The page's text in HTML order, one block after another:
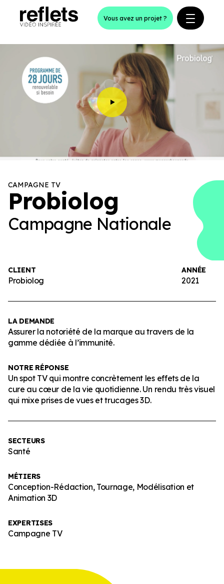
Vous avez un projet ?
CAMPAGNE TV
Probiolog
Campagne Nationale
CLIENT
Probiolog
ANNÉE
2021
LA DEMANDE
Assurer la notoriété de la marque au travers de la
gamme dédiée à l’immunité.
NOTRE RÉPONSE
Un spot TV qui montre concrètement les effets de la
cure au cœur de la vie quotidienne. Un rendu très visuel
qui mixe prises de vues et trucages 3D.
SECTEURS
Santé
MÉTIERS
Conception-Rédaction, Tournage, Modélisation et
Animation 3D
EXPERTISES
Campagne TV
Panneau de gestion des cookies